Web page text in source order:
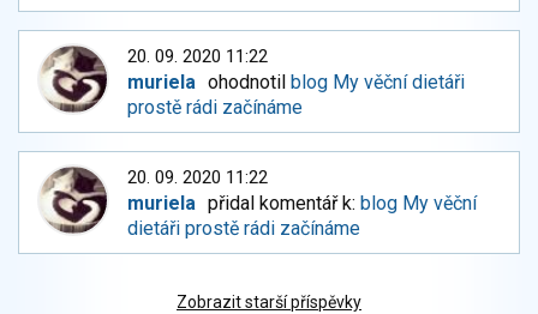
20. 09. 2020 11:22
muriela ohodnotil blog My věční dietáři
prostě rádi začínáme
20. 09. 2020 11:22
muriela přidal komentář k: blog My věční
dietáři prostě rádi začínáme
Zobrazit starší příspěvky